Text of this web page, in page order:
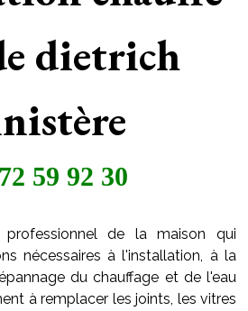
dietrich
59 92 30
de la maison qui
nécessaires à l'installation, à la
du chauffage et de l'eau
à remplacer les joints, les vitres